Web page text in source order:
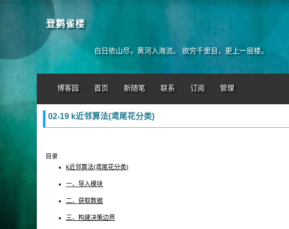
登鹳雀楼
白日依山尽，黄河入海流。 欲穷千里目，更上一层楼。
博客园 首页 新随笔 联系 订阅 管理
02-19 k近邻算法(鸢尾花分类)
目录
k近邻算法(鸢尾花分类)
一、导入模块
二、获取数据
三、构建决策边界